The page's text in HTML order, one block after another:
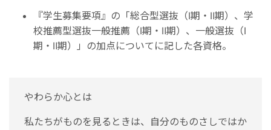
『学生募集要項』の「総合型選抜（Ⅰ期・Ⅱ期）、学
校推薦型選抜一般推薦（Ⅰ期・Ⅱ期）、一般選抜（Ⅰ
期・Ⅱ期）」の加点についてに記した各資格。
やわらか心とは
私たちがものを見るときは、自分のものさしではか